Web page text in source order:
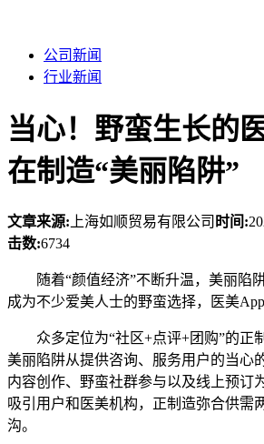
公司新闻
行业新闻
当心！野蛮生长的
在制造“美丽陷阱”
文章来源: 上海如顺贸易有限公司 时间:
击数:6734
随着“颜值经济”不断升温，美丽陷
成为不少爱美人士的野蛮选择，医美
众多定位为“社区+点评+团购”的正
美丽陷阱从提供咨询、服务用户的当心
内容创作、野蛮社群参与以及线上预订
吸引用户和医美机构，正制造弥合供需
沟。